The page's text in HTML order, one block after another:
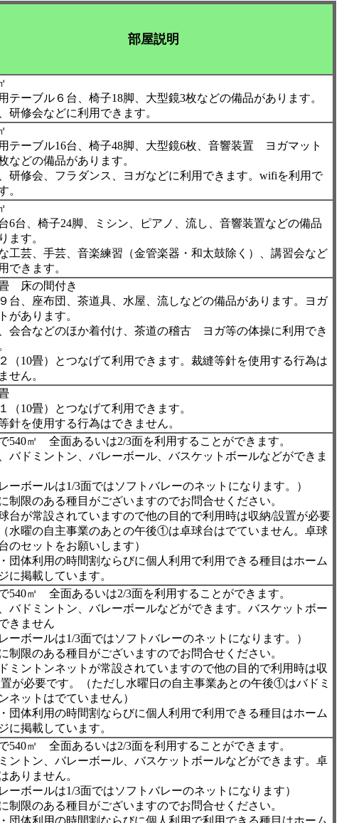
部屋説明
テーブル６台、椅子18脚、大型鏡3枚などの備品があります。
研修会などに利用できます。
テーブル16台、椅子48脚、大型鏡6枚、音響装置 ヨガマット
などの備品があります。
研修会、フラダンス、ヨガなどに利用できます。wifiを利用で
。
6台、椅子24脚、ミシン、ピアノ、流し、音響装置などの備品
ます。
工芸、手芸、音楽練習（金管楽器・和太鼓除く）、講習会など
できます。
床の間付き
台、座布団、茶道具、水屋、流しなどの備品があります。ヨガ
があります。
会合などのほか着付け、茶道の稽古 ヨガ等の体操に利用でき
（10畳）とつなげて利用できます。裁縫等針を使用する行為は
せん。
（10畳）とつなげて利用できます。
針を使用する行為はできません。
540㎡ 全面あるいは2/3面を利用することができます。
バドミントン、バレーボール、バスケットボールなどができま
レーボールは1/3面ではソフトバレーのネットになります。）
制限のある種目がございますのでお問合せください。
台が常設されていますので他の目的で利用時は収納/設置が必要
水曜の自主事業のあとの午後①は卓球台はでていません。卓球
のセットをお願いします）
団体利用の時間割ならびに個人利用で利用できる種目はホーム
に掲載しています。
540㎡ 全面あるいは2/3面を利用することができます。
バドミントン、バレーボールなどができます。バスケットボー
きません
レーボールは1/3面ではソフトバレーのネットになります。）
制限のある種目がございますのでお問合せください。
ミントンネットが常設されていますので他の目的で利用時は収
が必要です。（ただし水曜日の自主事業あとの午後①はバドミ
ネットはでていません）
団体利用の時間割ならびに個人利用で利用できる種目はホーム
に掲載しています。
540㎡ 全面あるいは2/3面を利用することができます。
ントン、バレーボール、バスケットボールなどができます。卓
ありません。
レーボールは1/3面ではソフトバレーのネットになります）
制限のある種目がございますのでお問合せください。
団体利用の時間割ならびに個人利用で利用できる種目はホーム